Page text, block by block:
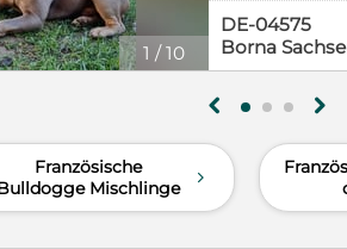
1/1
DE-04575
Borna
g h
Französische
Mischlinge
d